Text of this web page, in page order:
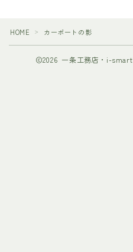
HOME ＞ カーポートの影
2026 一条工務店・i-